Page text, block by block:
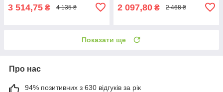
3 514,75 ₴ 4 135 ₴ 2 097,80 ₴ 2 468 ₴
Показати ще
Про нас
94% позитивних з 630 відгуків за рік